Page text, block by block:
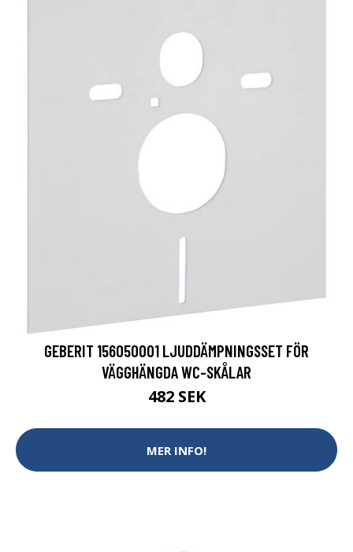
GEBERIT 156050001 LJUDDÄMPNINGSSET FÖR
VÄGGHÄNGDA WC-SKÅLAR
482 SEK
MER INFO!